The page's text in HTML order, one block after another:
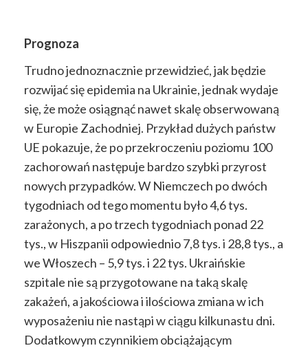
Prognoza
Trudno jednoznacznie przewidzieć, jak będzie
rozwijać się epidemia na Ukrainie, jednak wydaje
się, że może osiągnąć nawet skalę obserwowaną
w Europie Zachodniej. Przykład dużych państw
UE pokazuje, że po przekroczeniu poziomu 100
zachorowań następuje bardzo szybki przyrost
nowych przypadków. W Niemczech po dwóch
tygodniach od tego momentu było 4,6 tys.
zarażonych, a po trzech tygodniach ponad 22
tys., w Hiszpanii odpowiednio 7,8 tys. i 28,8 tys., a
we Włoszech – 5,9 tys. i 22 tys. Ukraińskie
szpitale nie są przygotowane na taką skalę
zakażeń, a jakościowa i ilościowa zmiana w ich
wyposażeniu nie nastąpi w ciągu kilkunastu dni.
Dodatkowym czynnikiem obciążającym